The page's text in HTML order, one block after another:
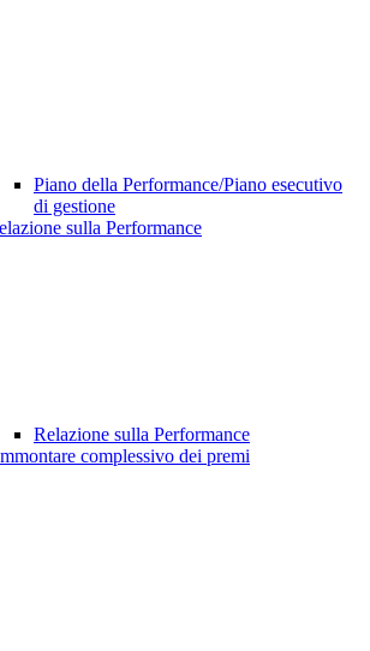
Piano della Performance/Piano esecutivo
di gestione
sulla Performance
Relazione sulla Performance
complessivo dei premi